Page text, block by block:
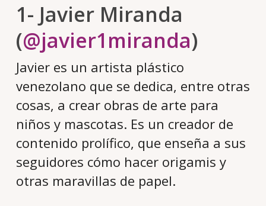
1- Javier Miranda
(@javier1miranda)
Javier es un artista plástico
venezolano que se dedica, entre otras
cosas, a crear obras de arte para
niños y mascotas. Es un creador de
contenido prolífico, que enseña a sus
seguidores cómo hacer origamis y
otras maravillas de papel.